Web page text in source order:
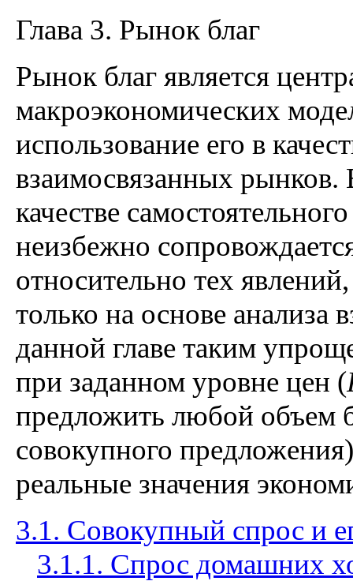
Глава 3. Рынок благ
Рынок благ является
макроэкономических
использование его в
взаимосвязанных
качестве
неизбежно
относительно тех
только на основе анализа
данной главе таким
при заданном уровне цен (
предложить любой объем
совокупного
реальные значения
3.1. Совокупный спрос и
3.1.1. Спрос домашних